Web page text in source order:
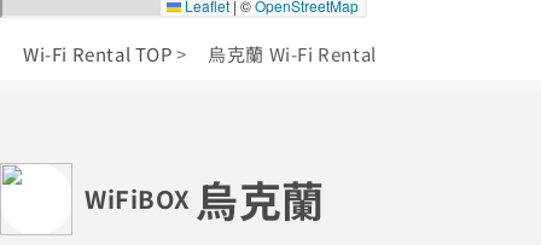
Wi-Fi Rental TOP 烏克蘭 Wi-Fi Rental
WiFiBOX 烏克蘭